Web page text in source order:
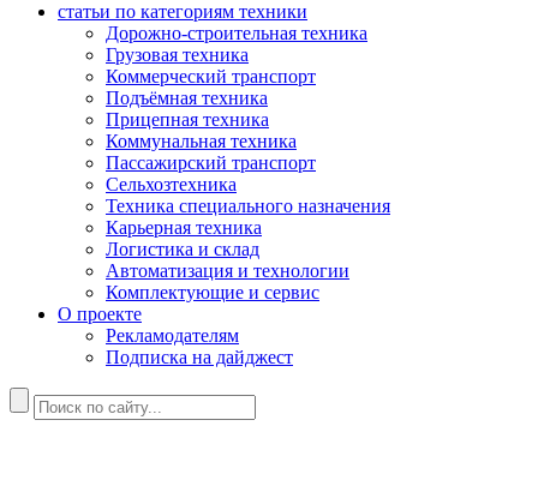
статьи по категориям техники
Дорожно-строительная техника
Грузовая техника
Коммерческий транспорт
Подъёмная техника
Прицепная техника
Коммунальная техника
Пассажирский транспорт
Сельхозтехника
Техника специального назначения
Карьерная техника
Логистика и склад
Автоматизация и технологии
Комплектующие и сервис
О проекте
Рекламодателям
Подписка на дайджест